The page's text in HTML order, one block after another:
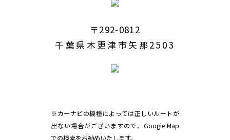
〒292-0812
千葉県木更津市矢那2503
※カーナビの機種によっては正しいルートが
出ない場合がございますので、Google Map
での検索をお勧めいたします。